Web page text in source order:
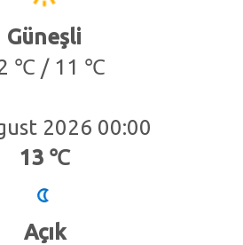
Güneşli
℃ / 11 ℃
2026 00:00
13 ℃
Açık